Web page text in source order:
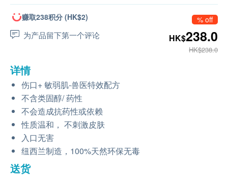
赚取238积分 (HK$2)
为产品留下第一个评论
% off
HK$238.0
HK$238.0
详情
伤口+ 敏弱肌-兽医特效配方
不含类固醇/ 药性
不会造成抗药性或依赖
性质温和， 不刺激皮肤
入口无害
纽西兰制造，100%天然环保无毒
送货